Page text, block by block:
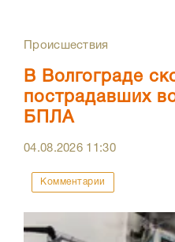
Происшествия
В Волгограде
пострадавших
БПЛА
04.08.2026 11:30
Комментарии